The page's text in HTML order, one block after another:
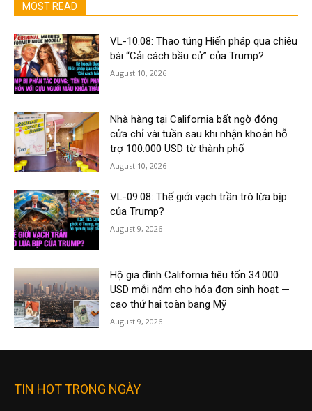
MOST READ
VL-10.08: Thao túng Hiến pháp qua chiêu
bài “Cải cách bầu cử” của Trump?
August 10, 2026
Nhà hàng tại California bất ngờ đóng
cửa chỉ vài tuần sau khi nhận khoản hỗ
trợ 100.000 USD từ thành phố
August 10, 2026
VL-09.08: Thế giới vạch trần trò lừa bịp
của Trump?
August 9, 2026
Hộ gia đình California tiêu tốn 34.000
USD mỗi năm cho hóa đơn sinh hoạt —
cao thứ hai toàn bang Mỹ
August 9, 2026
TIN HOT TRONG NGÀY